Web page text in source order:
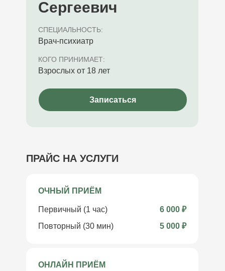
Сергеевич
СПЕЦИАЛЬНОСТЬ:
Врач-психиатр
КОГО ПРИНИМАЕТ:
Взрослых от 18 лет
Записаться
ПРАЙС НА УСЛУГИ
ОЧНЫЙ ПРИЁМ
Первичный (1 час)
Повторный (30 мин)
ОНЛАЙН ПРИЁМ
6 000 ₽
5 000 ₽